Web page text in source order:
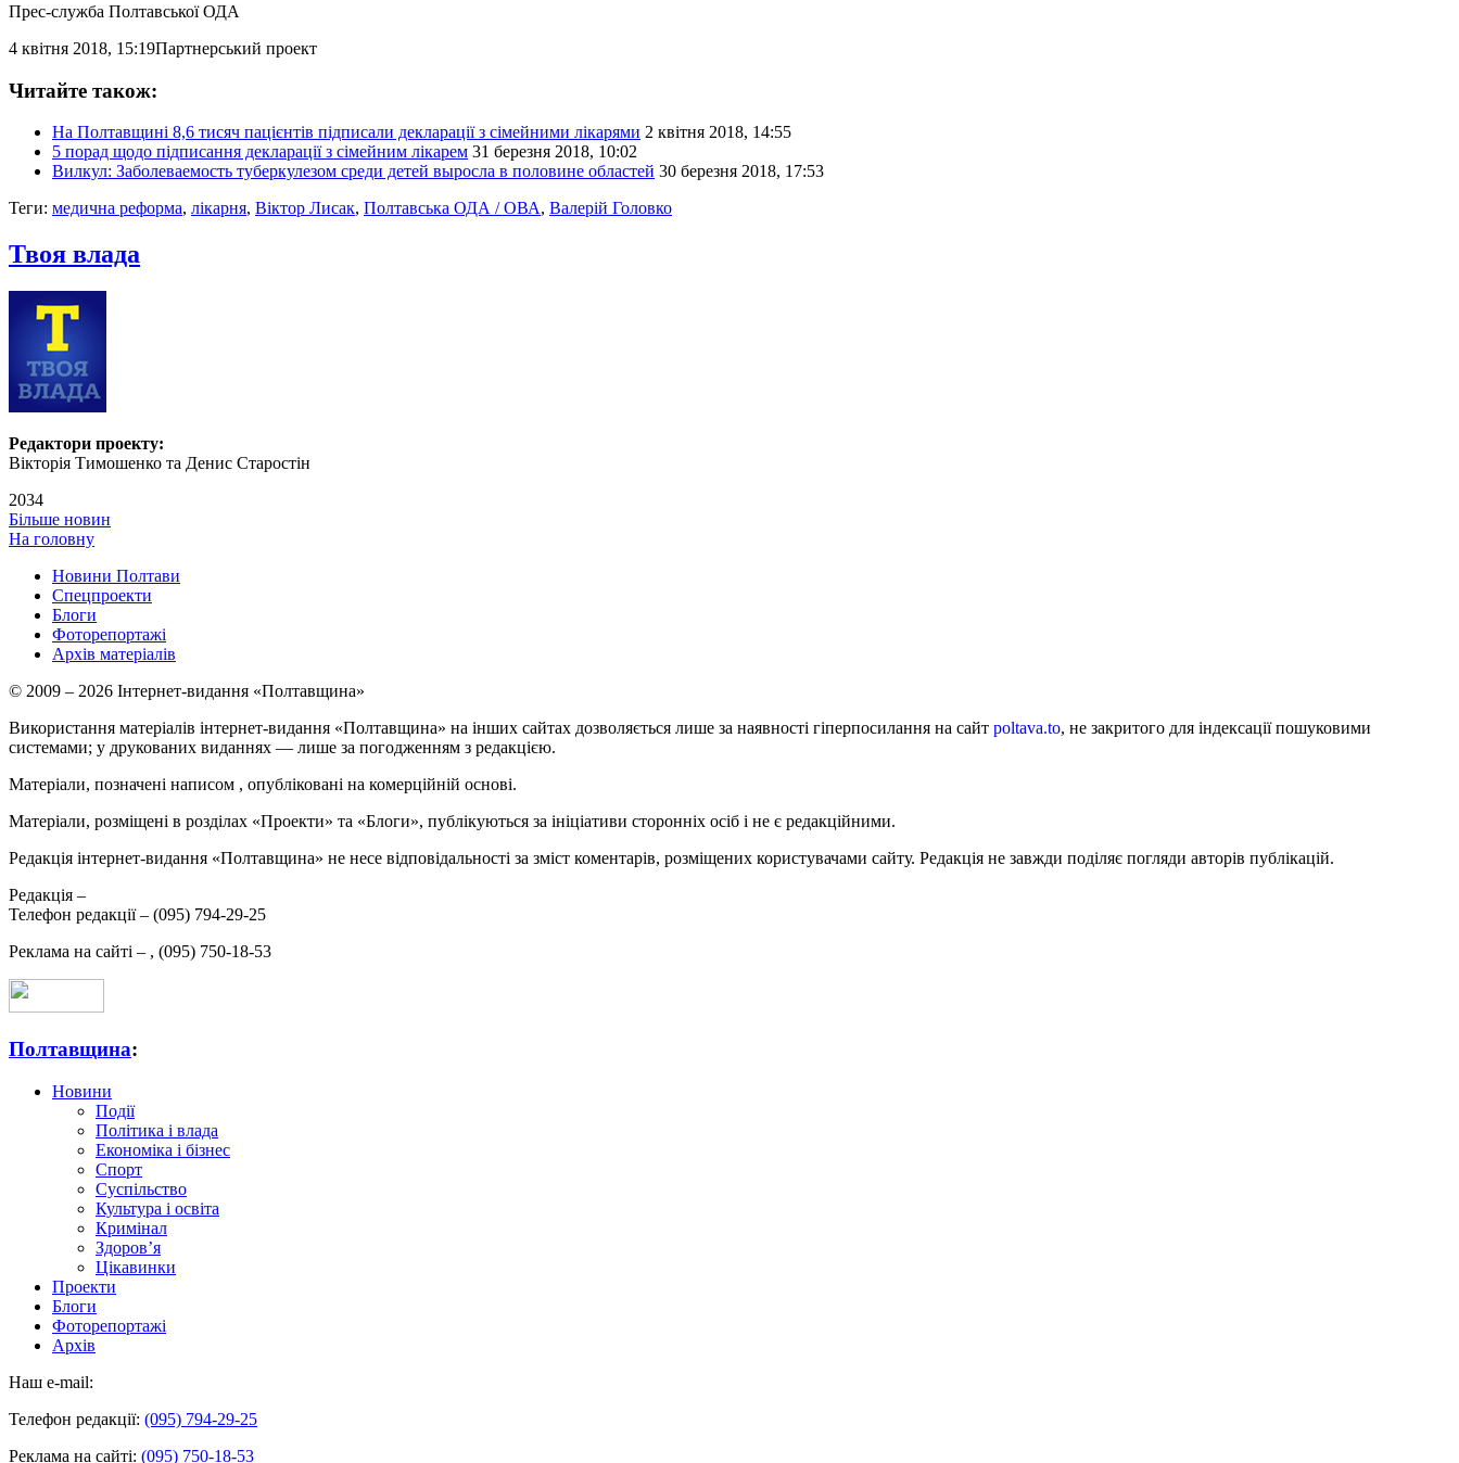
Прес-служба Полтавської ОДА
4 квітня 2018, 15:19Партнерський проект
Читайте також:
На Полтавщині 8,6 тисяч пацієнтів підписали декларації з сімейними лікарями 2 квітня 2018, 14:55
5 порад щодо підписання декларації з сімейним лікарем 31 березня 2018, 10:02
Вилкул: Заболеваемость туберкулезом среди детей выросла в половине областей 30 березня 2018, 17:53
Теги: медична реформа, лікарня, Віктор Лисак, Полтавська ОДА / ОВА, Валерій Головко
Твоя влада
Редактори проекту:
Вікторія Тимошенко та Денис Старостін
2034
Більше новин
На головну
Новини Полтави
Спецпроекти
Блоги
Фоторепортажі
Архів матеріалів
© 2009 – 2026 Інтернет-видання «Полтавщина»
Використання матеріалів інтернет-видання «Полтавщина» на інших сайтах дозволяється лише за наявності гіперпосилання на сайт poltava.to, не закритого для індексації пошуковими
системами; у друкованих виданнях — лише за погодженням з редакцією.
Матеріали, позначені написом , опубліковані на комерційній основі.
Матеріали, розміщені в розділах «Проекти» та «Блоги», публікуються за ініціативи сторонніх осіб і не є редакційними.
Редакція інтернет-видання «Полтавщина» не несе відповідальності за зміст коментарів, розміщених користувачами сайту. Редакція не завжди поділяє погляди авторів публікацій.
Редакція –
Телефон редакції – (095) 794-29-25
Реклама на сайті – , (095) 750-18-53
Полтавщина:
Новини
Події
Політика і влада
Економіка і бізнес
Спорт
Суспільство
Культура і освіта
Кримінал
Здоров’я
Цікавинки
Проекти
Блоги
Фоторепортажі
Архів
Наш e-mail:
Телефон редакції: (095) 794-29-25
Реклама на сайті: (095) 750-18-53